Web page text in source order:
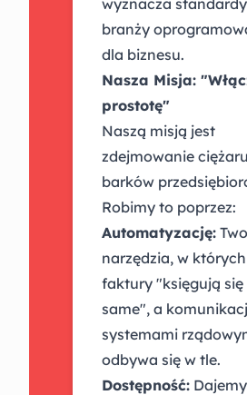
wyznacza
branży
dla biznesu.
Nasza Misja:
prostotę"
Naszą misją jest
zdejmowanie
barków
Robimy to poprzez:
Automatyzację:
narzędzia, w których
faktury "księgują się
same", a
systemami
odbywa się w tle.
Dostępność: Dajemy